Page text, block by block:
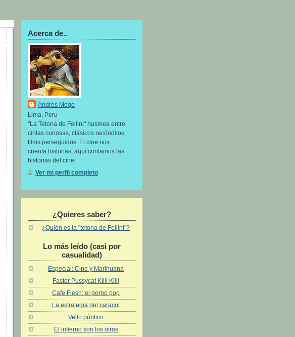
Acerca de..
Andrés Mego
Lima, Peru
"La Tetona de Fellini" husmea entre
cintas curiosas, clásicos recónditos,
films perseguidos. El cine nos
cuenta historias, aquí contamos las
historias del cine.
Ver mi perfil completo
¿Quieres saber?
¿Quién es la "tetona de Fellini"?
Lo más leí­do (casi por
casualidad)
Especial: Cine y Marihuana
Faster Pussycat Kill! Kill!
Cafe Flesh: el porno pop
La estrategia del caracol
Vello público
El infierno son los otros